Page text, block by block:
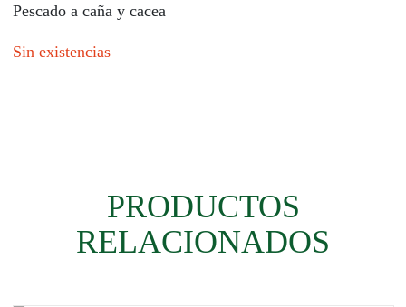
Pescado a caña y cacea
Sin existencias
PRODUCTOS
RELACIONADOS